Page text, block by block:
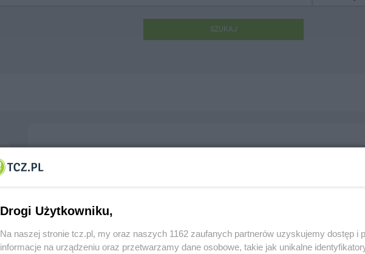
SZUKAJ
+48585312271
Kategoria: Produkcja i budownictwo
Drogi Użytkowniku,
Na naszej stronie tcz.pl, my oraz naszych 1162 zaufanych partnerów uzyskujemy dostęp i
informacje na urządzeniu oraz przetwarzamy dane osobowe, takie jak unikalne